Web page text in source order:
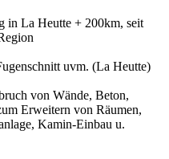
in La Heutte + 200km, seit
uvm. (La Heutte)
von Wände, Beton,
Erweitern von Räumen,
Kamin-Einbau u.